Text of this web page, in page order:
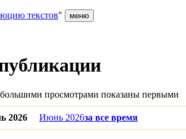
текстов" меню
просмотрами показаны первыми
2026 Июнь 2026за все время